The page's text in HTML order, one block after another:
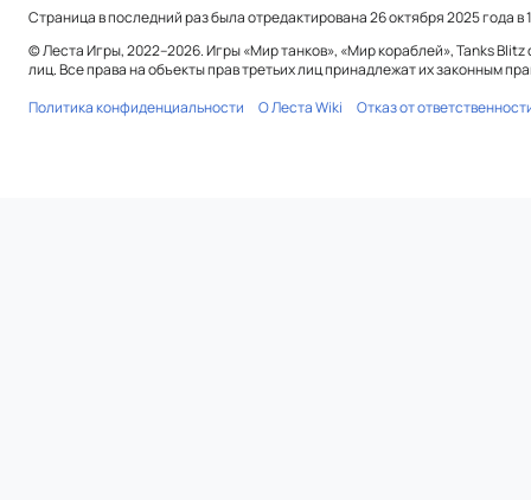
Страница в последний раз была отредактирована 26 октября 2025 года в
© Леста Игры, 2022–2026. Игры «Мир танков», «Мир кораблей», Tanks
лиц. Все права на объекты прав третьих лиц принадлежат их законным
Политика конфиденциальности
О Леста Wiki Отказ от